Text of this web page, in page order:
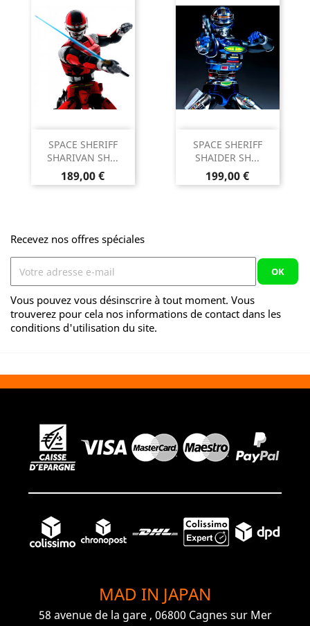
SPACE SHERIFF
SHARIVAN SH...
Prix
189,00 €
SPACE SHERIFF
SHAIDER SH...
Prix
199,00 €
Recevez nos offres spéciales
Vous pouvez vous désinscrire à tout moment. Vous
trouverez pour cela nos informations de contact dans les
conditions d'utilisation du site.
MAD IN JAPAN
58 avenue de la gare , 06800 Cagnes sur Mer